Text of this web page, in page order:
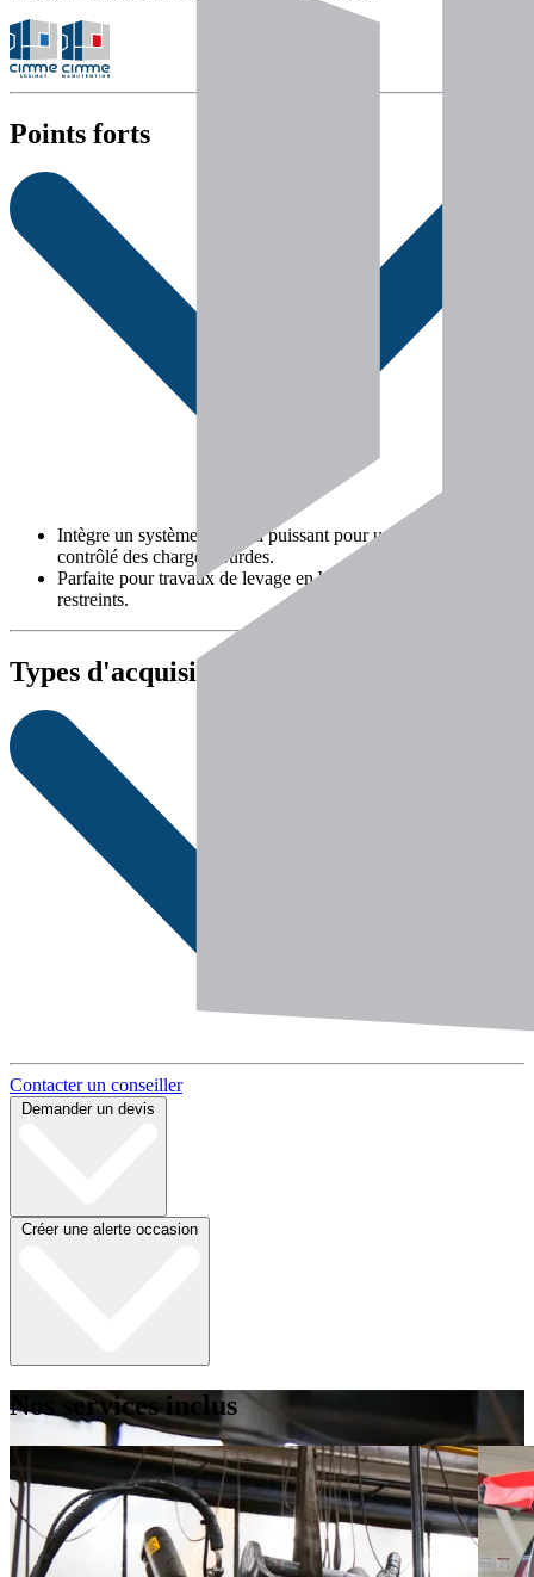
Points forts
Intègre un système de treuil puissant pour un levage précis et
contrôlé des charges lourdes.
Parfaite pour travaux de levage en hauteur ou espaces
restreints.
Types d'acquisition
Contacter un conseiller
Demander un devis
Créer une alerte occasion
Nos services inclus